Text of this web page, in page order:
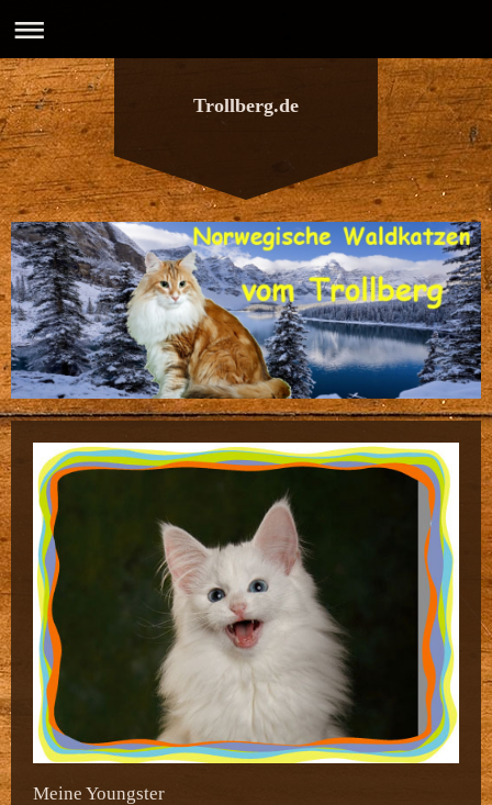
Trollberg.de
Meine Youngster